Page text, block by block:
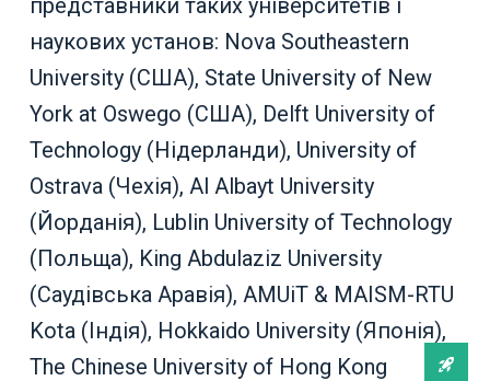
представники таких університетів і
наукових установ: Nova Southeastern
University (США), State University of New
York at Oswego (США), Delft University of
Technology (Нідерланди), University of
Ostrava (Чехія), Al Albayt University
(Йорданія), Lublin University of Technology
(Польща), King Abdulaziz University
(Саудівська Аравія), AMUiT & MAISM-RTU
Kota (Індія), Hokkaido University (Японія),
The Chinese University of Hong Kong